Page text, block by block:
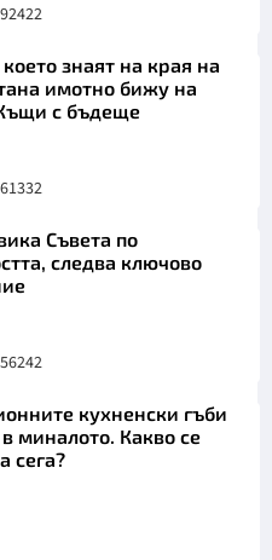
92422
което знаят на края на
имотно бижу на
с бъдеще
61332
Съвета по
следва ключово
56242
кухненски гъби
в миналото. Какво се
сега?